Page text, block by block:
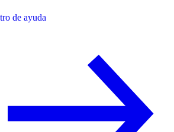
de ayuda